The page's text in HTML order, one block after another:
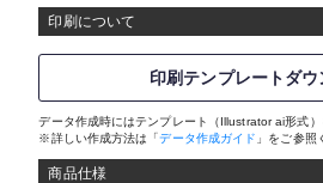
印刷について
印刷テンプレートダウ
データ作成時にはテンプレート（Illustrator ai形式）
※詳しい作成方法は「データ作成ガイド 」をご参照
商品仕様